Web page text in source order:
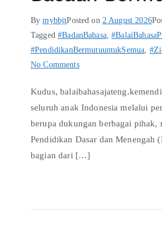
BymybbjtPosted on 2 August 2026
Tagged#BadanBahasa,
#PendidikanBermutuuntukSemua,
No Comments
Kudus,
seluruh anak Indonesia melalui
berupa dukungan berbagai pihak,
Pendidikan Dasar dan Menengah
bagian dari […]